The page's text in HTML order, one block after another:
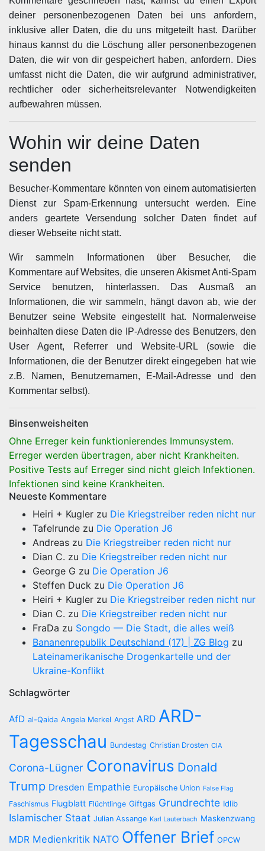
deiner personenbezogenen Daten bei uns anfordern,
inklusive aller Daten, die du uns mitgeteilt hast. Darüber
hinaus kannst du die Löschung aller personenbezogenen
Daten, die wir von dir gespeichert haben, anfordern. Dies
umfasst nicht die Daten, die wir aufgrund administrativer,
rechtlicher oder sicherheitsrelevanter Notwendigkeiten
aufbewahren müssen.
Wohin wir deine Daten
senden
Besucher-Kommentare könnten von einem automatisierten
Dienst zur Spam-Erkennung untersucht werden. Eine
anders geartete Versendung solcher Daten findet auf
dieser Webseite nicht statt.
Wir sammeln Informationen über Besucher, die
Kommentare auf Websites, die unseren Akismet Anti-Spam
Service benutzen, hinterlassen. Das Ausmaß an
Informationen, die wir sammeln, hängt davon ab, wie der
Benutzer seine Website eingestellt hat. Normalerweise
beinhalten diese Daten die IP-Adresse des Benutzers, den
User Agent, Referrer und Website-URL (sowie die
Informationen, die der Benutzer direkt eingegeben hat wie
z.B. Namen, Benutzernamen, E-Mail-Adresse und den
Kommentar selbst).
Binsenweisheiten
Ohne Erreger kein funktionierendes Immunsystem.
Erreger werden übertragen, aber nicht Krankheiten.
Positive Tests auf Erreger sind nicht gleich Infektionen.
Infektionen sind keine Krankheiten.
Neueste Kommentare
Heiri + Kugler zu Die Kriegstreiber reden nicht nur
Tafelrunde zu Die Operation J6
Andreas zu Die Kriegstreiber reden nicht nur
Dian C. zu Die Kriegstreiber reden nicht nur
George G zu Die Operation J6
Steffen Duck zu Die Operation J6
Heiri + Kugler zu Die Kriegstreiber reden nicht nur
Dian C. zu Die Kriegstreiber reden nicht nur
FraDa zu Songdo — Die Stadt, die alles weiß
Bananenrepublik Deutschland (17) | ZG Blog zu
Lateinamerikanische Drogenkartelle und der
Ukraine-Konflikt
Schlagwörter
AfD al-Qaida Angela Merkel Angst ARD ARD-
Tagesschau Bundestag Christian Drosten CIA
Corona-Lügner Coronavirus Donald
Trump Dresden Empathie Europäische Union False Flag
Faschismus Flugblatt Flüchtlinge Giftgas Grundrechte Idlib
Islamischer Staat Julian Assange Karl Lauterbach Maskenzwang
MDR Medienkritik NATO Offener Brief OPCW